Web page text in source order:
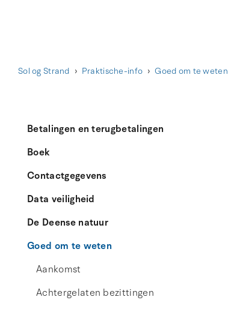
Sol og Strand Praktische-info Goed om te weten
Betalingen en terugbetalingen
Boek
Contactgegevens
Data veiligheid
De Deense natuur
Goed om te weten
Aankomst
Achtergelaten bezittingen